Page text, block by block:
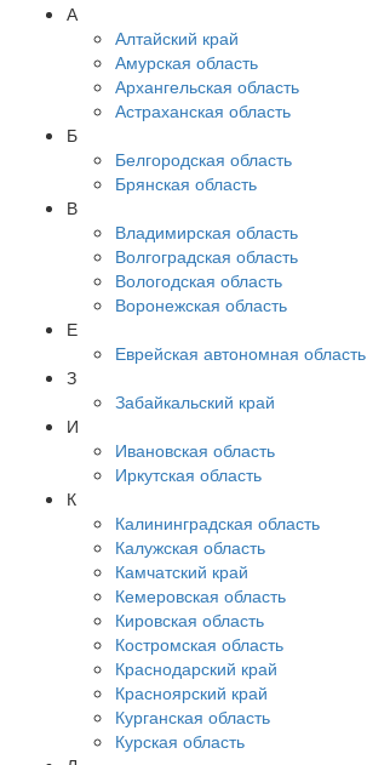
А
Алтайский край
Амурская область
Архангельская область
Астраханская область
Б
Белгородская область
Брянская область
В
Владимирская область
Волгоградская область
Вологодская область
Воронежская область
Е
Еврейская автономная область
З
Забайкальский край
И
Ивановская область
Иркутская область
К
Калининградская область
Калужская область
Камчатский край
Кемеровская область
Кировская область
Костромская область
Краснодарский край
Красноярский край
Курганская область
Курская область